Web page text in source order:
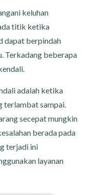
keluhan
titik ketika
dapat berpindah
Terkadang beberapa
adalah ketika
terlambat sampai.
secepat mungkin
berada pada
terjadi ini
layanan